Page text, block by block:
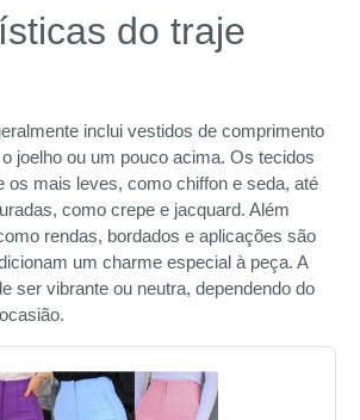
do traje
inclui vestidos de comprimento
joelho ou um pouco acima. Os tecidos
os mais leves, como chiffon e seda, até
como crepe e jacquard. Além
rendas, bordados e aplicações são
um charme especial à peça. A
ser vibrante ou neutra, dependendo do